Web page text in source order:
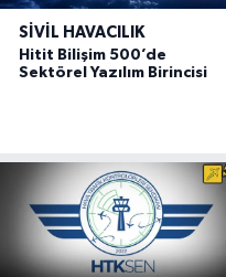
SIVIL HAVACILIK
Hitit Bilişim 500’de
Sektörel Yazılım Birincisi